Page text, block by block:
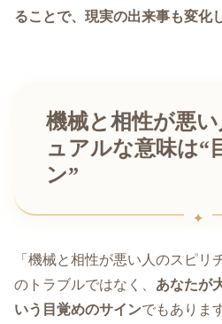
ることで、現実の出来事も変化
機械と相性が悪
ュアルな意味は“
ン”
「機械と相性が悪い人のスピ
のトラブルではなく、 あなたが
いう目覚めのサインでもありま